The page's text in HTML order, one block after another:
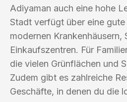
Adiyaman auch eine hohe
Stadt verfügt über eine
modernen Krankenhäusern,
Einkaufszentren. Für
die vielen Grünflächen und
Zudem gibt es zahlreiche
Geschäfte, in denen du die